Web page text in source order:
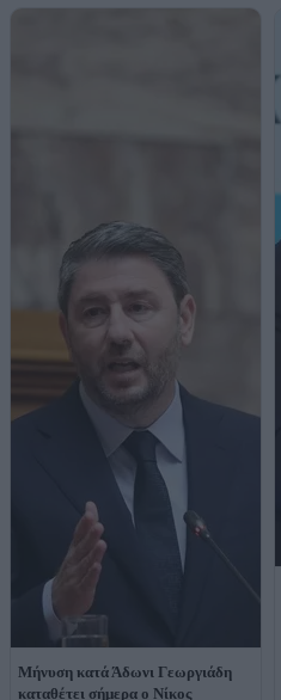
Μήνυση κατά Άδωνι Γεωργιάδη
καταθέτει σήμερα ο Νίκος